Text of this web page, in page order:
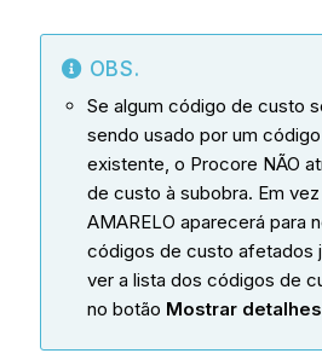
OBS.
Se algum código de custo
sendo usado por um
existente, o Procore NÃO
de custo à subobra. Em
AMARELO aparecerá para
códigos de custo afetados
ver a lista dos códigos de
no botão Mostrar detalhes